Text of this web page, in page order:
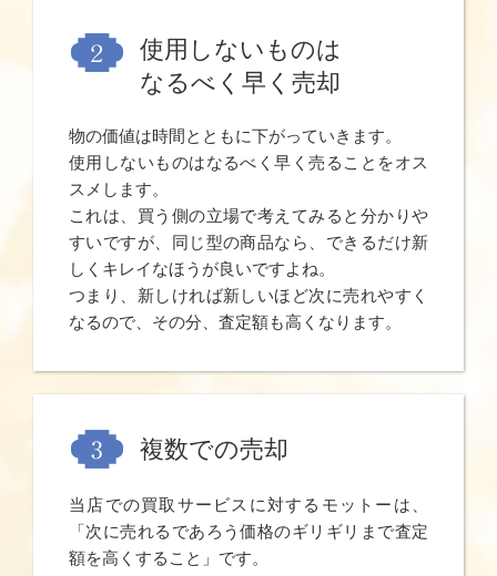
使用しないものは
なるべく早く売却
物の価値は時間とともに下がっていきます。
使用しないものはなるべく早く売ることをオス
スメします。
これは、買う側の立場で考えてみると分かりや
すいですが、同じ型の商品なら、できるだけ新
しくキレイなほうが良いですよね。
つまり、新しければ新しいほど次に売れやすく
なるので、その分、査定額も高くなります。
複数での売却
当店での買取サービスに対するモットーは、
「次に売れるであろう価格のギリギリまで査定
額を高くすること」です。